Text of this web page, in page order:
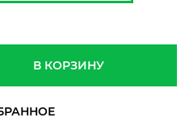
В КОРЗИНУ